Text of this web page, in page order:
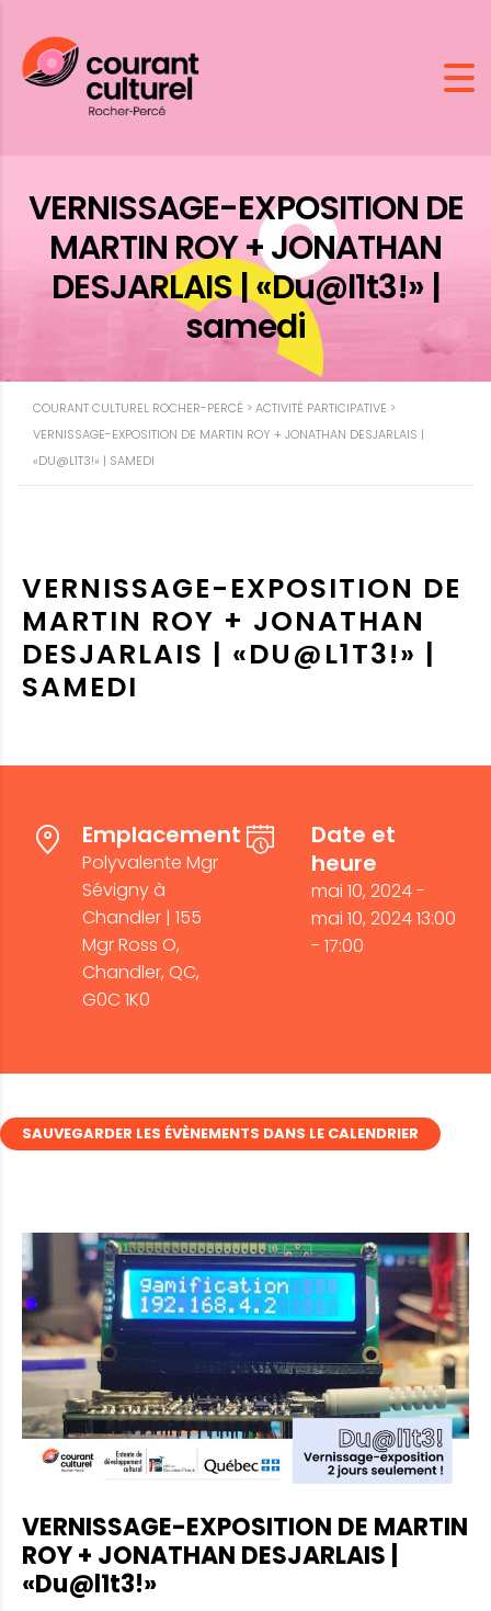
VERNISSAGE-EXPOSITION DE
MARTIN ROY + JONATHAN
DESJARLAIS | «Du@l1t3!» |
samedi
COURANT CULTUREL ROCHER-PERCÉ >ACTIVITÉ PARTICIPATIVE >
VERNISSAGE-EXPOSITION DE MARTIN ROY + JONATHAN DESJARLAIS |
«DU@L1T3!» | SAMEDI
VERNISSAGE-EXPOSITION DE
MARTIN ROY + JONATHAN
DESJARLAIS | «DU@L1T3!» |
SAMEDI
Emplacement
Polyvalente Mgr
Sévigny à
Chandler | 155
Mgr Ross O,
Chandler, QC,
G0C 1K0
Date et
heure
mai 10, 2024 -
mai 10, 2024 13:00
- 17:00
SAUVEGARDER LES ÉVÈNEMENTS DANS LE CALENDRIER
VERNISSAGE-EXPOSITION DE MARTIN
ROY + JONATHAN DESJARLAIS |
«Du@l1t3!»